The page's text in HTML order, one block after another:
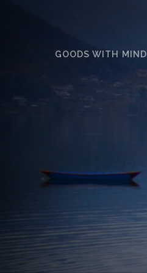
GOODS WITH MIND